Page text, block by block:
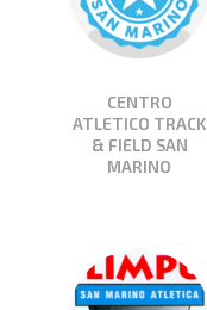
CENTRO
ATLETICO TRACK
& FIELD SAN
MARINO